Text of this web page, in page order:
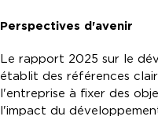
Perspectives d'avenir
Le rapport 2025 sur le
établit des références
l'entreprise à fixer des
l'impact du